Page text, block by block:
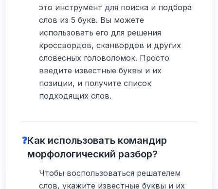
это инструмент для поиска и подбора
слов из 5 букв. Вы можете
использовать его для решения
кроссвордов, сканвордов и других
словесных головоломок. Просто
введите известные буквы и их
позиции, и получите список
подходящих слов.
❓Как использовать командир
морфологический разбор?
Чтобы воспользоваться решателем
слов, укажите известные буквы и их